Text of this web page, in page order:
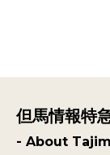
但馬情報特
- About